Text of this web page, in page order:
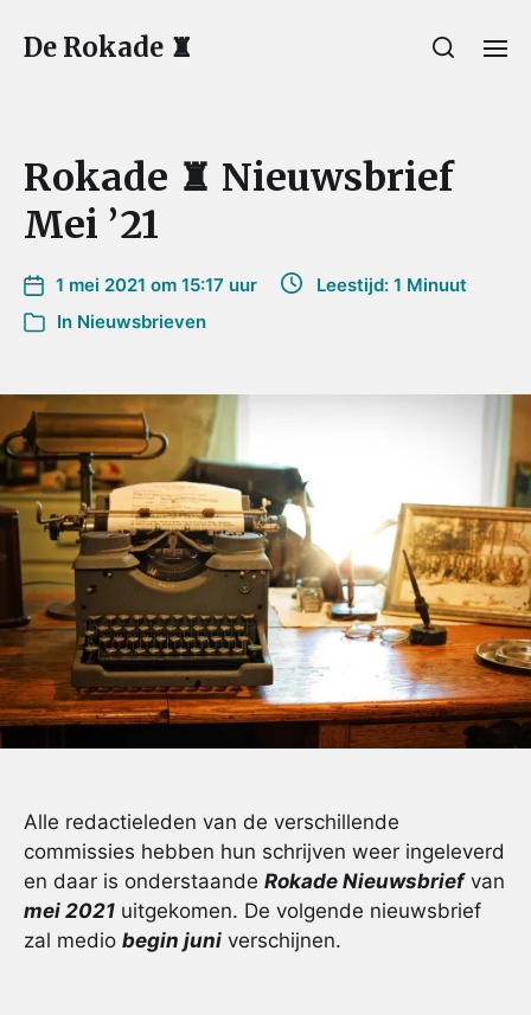
De Rokade ♜
Rokade ♜ Nieuwsbrief
Mei ’21
1 mei 2021 om 15:17 uur
Leestijd: 1 Minuut
In Nieuwsbrieven
Alle redactieleden van de verschillende
commissies hebben hun schrijven weer ingeleverd
en daar is onderstaande Rokade Nieuwsbriefvan
mei 2021 uitgekomen. De volgende nieuwsbrief
zal medio begin juni verschijnen.